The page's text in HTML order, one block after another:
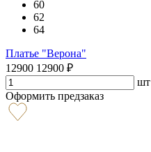
60
62
64
Платье "Верона"
12900 12900 ₽
шт
Оформить предзаказ